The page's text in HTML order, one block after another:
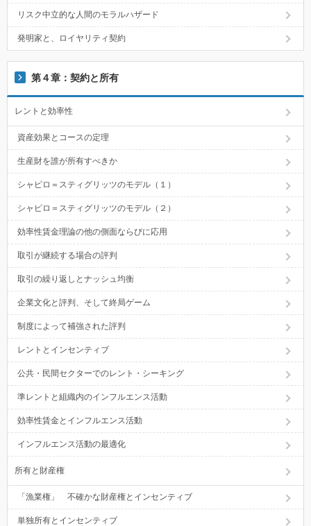
リスク中立的な人間のモラルハザード
発明家と、ロイヤリティ契約
第４章：契約と所有
レントと効率性
資産効果とコースの定理
生産財を誰が所有すべきか
シャピロ＝スティグリッツのモデル（１）
シャピロ＝スティグリッツのモデル（２）
効率性賃金理論の他の側面ならびに応用
取引が継続する場合の評判
取引の繰り返しとナッシュ均衡
企業文化と評判、そして終局ゲーム
制度によって補強された評判
レントとインセンティブ
公共・民間セクターでのレント・シーキング
準レントと組織内のインフルエンス活動
効率性賃金とインフルエンス活動
インフルエンス活動の最適化
所有と財産権
「漁業権」 不確かな財産権とインセンティブ
単独所有とインセンティブ